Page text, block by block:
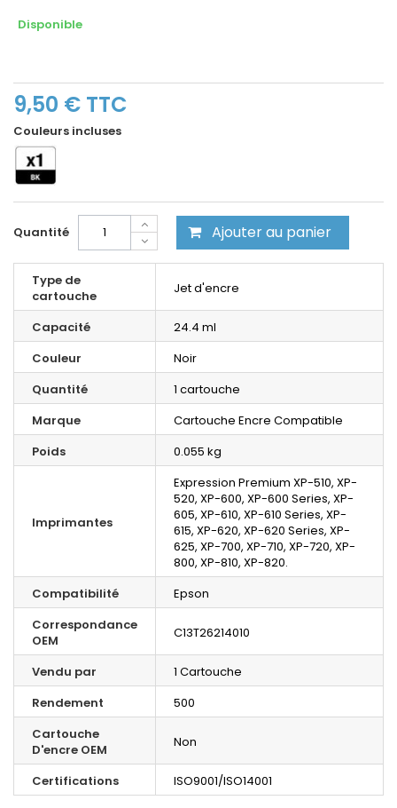
Disponible
9,50 € TTC
Couleurs incluses
Quantité Ajouter au panier
Type de
cartouche
Jet d'encre
Capacité
24.4 ml
Couleur
Noir
Quantité
1 cartouche
Marque
Cartouche Encre Compatible
Poids
0.055 kg
Imprimantes
Expression Premium XP-510, XP-
520, XP-600, XP-600 Series, XP-
605, XP-610, XP-610 Series, XP-
615, XP-620, XP-620 Series, XP-
625, XP-700, XP-710, XP-720, XP-
800, XP-810, XP-820.
Compatibilité
Epson
Correspondance
OEM
C13T26214010
Vendu par
1 Cartouche
Rendement
500
Cartouche
D'encre OEM
Non
Certifications ISO9001/ISO14001